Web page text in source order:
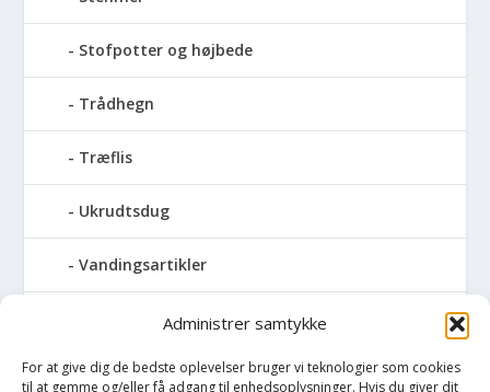
Administrer samtykke
For at give dig de bedste oplevelser bruger vi teknologier som cookies
til at gemme og/eller få adgang til enhedsoplysninger. Hvis du giver dit
Stofpotter og højbede
Trådhegn
Træflis
Ukrudtsdug
Vandingsartikler
Vandslanger
Vildthegn